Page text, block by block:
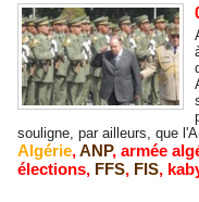
souligne, par ailleurs, que
Algérie,ANP, armée
élections, FFS, FIS,